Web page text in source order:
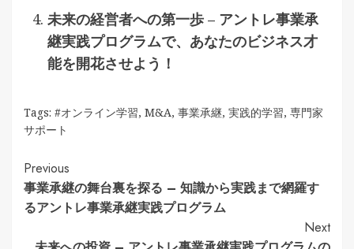
未来の経営者への第一歩 – アントレ事業承
継実践プログラムで、あなたのビジネス才
能を開花させよう！
Tags: #オンライン学習, M&A, 事業承継, 実践的学習, 専門家
サポート
Continue
Reading
Previous
事業承継の舞台裏を探る – 知識から実践まで網羅す
るアントレ事業承継実践プログラム
Next